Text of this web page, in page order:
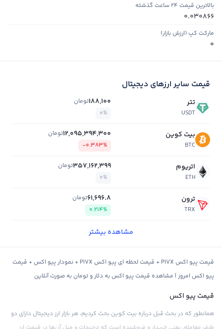
بالاترین قیمت ۲۴ ساعت گذشته
0.030866
مارکت کپ (ارزش بازار)
0
قیمت سایر ارزهای دیجیتال
تتر
USDT
188,100تومان
0%
بیت کوین
BTC
12,095,394,300تومان
-0.383%
اتریوم
ETH
357,162,399تومان
0%
ترون
TRX
61,696.8تومان
0.214%
مشاهده بیشتر
قیمت پیو اکس PIVX + قیمت لحظه ای پیو اکس PIVX + نمودار پیو اکس + قیمت
پیو اکس امروز | مشاهده قیمت پیو اکس به دلار و تومان به صورت آنلاین
قیمت پیو اکس
همانطور که در بحث قبل درباره بیت کوین بحث کردیم، هر بازار ارز دیجیتال دارای دو